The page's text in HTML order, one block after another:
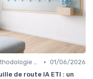
Méthodologie de déploiement IA • 01/06/2026
de route IA ETI : un